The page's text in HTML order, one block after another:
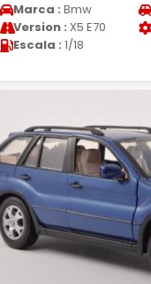
Marca : Bmw
Version : X5 E70
Escala : 1/18